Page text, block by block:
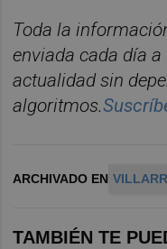
Toda la
enviada cada día a
actualidad sin
algoritmos.Suscrí
ARCHIVADO EN
TAMBIÉN TE